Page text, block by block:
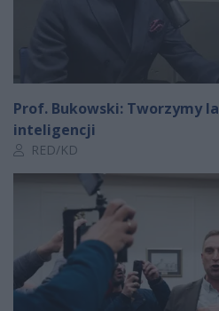
Prof. Bukowski: Tworzymy
inteligencji
Autor artykułu:
RED/KD